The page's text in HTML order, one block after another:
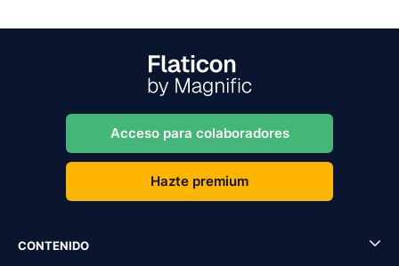
Acceso para colaboradores
Hazte premium
CONTENIDO